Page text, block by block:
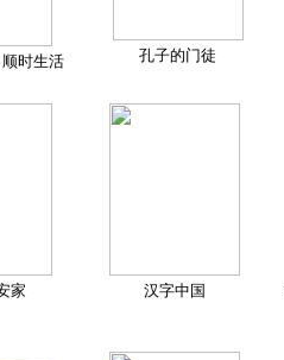
时生活 孔子的门徒
家 汉字中国